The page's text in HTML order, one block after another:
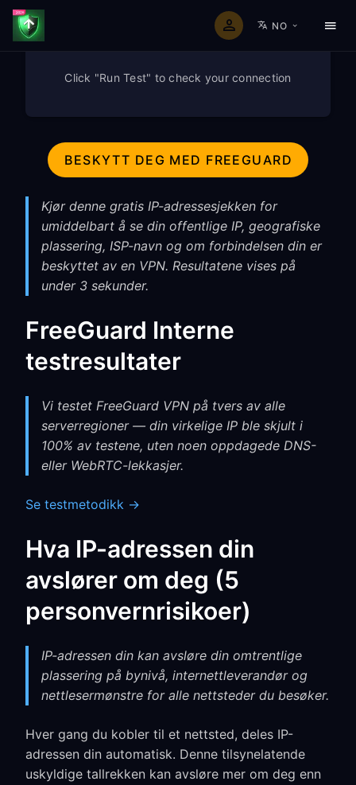
NO
Click "Run Test" to check your connection
BESKYTT DEG MED FREEGUARD
Kjør denne gratis IP-adressesjekken for
umiddelbart å se din offentlige IP, geografiske
plassering, ISP-navn og om forbindelsen din er
beskyttet av en VPN. Resultatene vises på
under 3 sekunder.
FreeGuard Interne
testresultater
Vi testet FreeGuard VPN på tvers av alle
serverregioner — din virkelige IP ble skjult i
100% av testene, uten noen oppdagede DNS-
eller WebRTC-lekkasjer.
Se testmetodikk →
Hva IP-adressen din
avslører om deg (5
personvernrisikoer)
IP-adressen din kan avsløre din omtrentlige
plassering på bynivå, internettleverandør og
nettlesermønstre for alle nettsteder du besøker.
Hver gang du kobler til et nettsted, deles IP-
adressen din automatisk. Denne tilsynelatende
uskyldige tallrekken kan avsløre mer om deg enn